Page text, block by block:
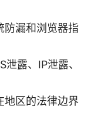
漏和浏览器指
露、IP泄露、
区的法律边界